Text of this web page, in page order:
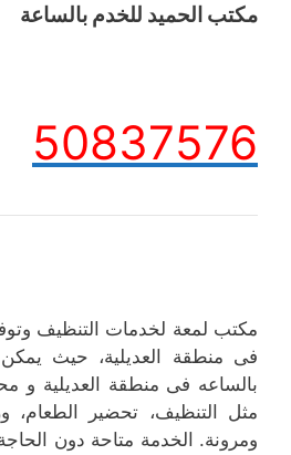
مكتب الحميد للخدم بالساعة
50837576
مكتب لمعة لخدمات التنظيف
فى منطقة العديلية، حيث
بالساعه فى منطقة العديلية و
مثل التنظيف، تحضير الطعام،
ومرونة. الخدمة متاحة دون